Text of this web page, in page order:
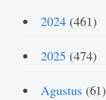
2024(461)
2025 (474)
Agustus(61)